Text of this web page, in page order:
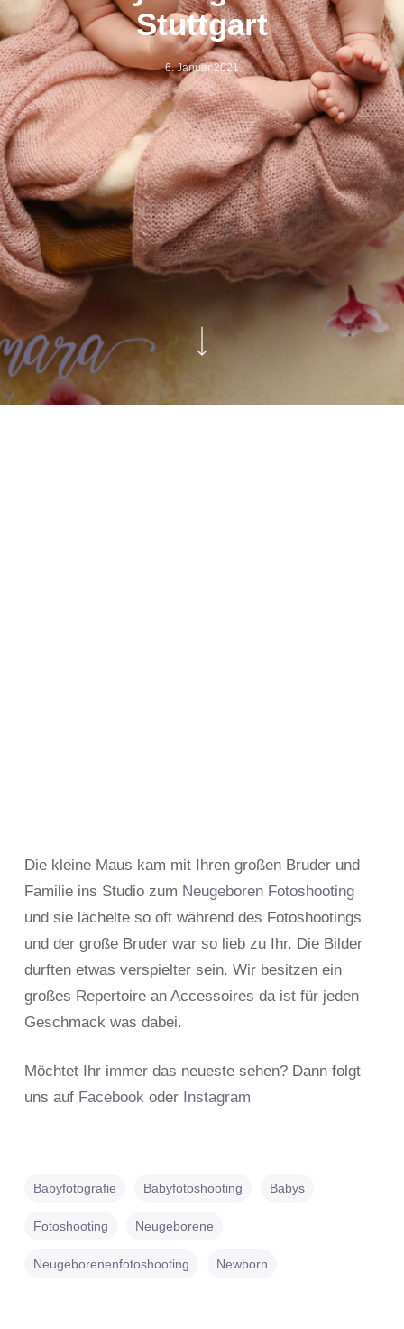
Stuttgart
6. Januar 2021
Die kleine Maus kam mit Ihren großen Bruder und
Familie ins Studio zum Neugeboren Fotoshooting
und sie lächelte so oft während des Fotoshootings
und der große Bruder war so lieb zu Ihr. Die Bilder
durften etwas verspielter sein. Wir besitzen ein
großes Repertoire an Accessoires da ist für jeden
Geschmack was dabei.
Möchtet Ihr immer das neueste sehen? Dann folgt
uns auf Facebookoder Instagram
Babyfotografie Babyfotoshooting Babys
Fotoshooting Neugeborene
Neugeborenenfotoshooting Newborn